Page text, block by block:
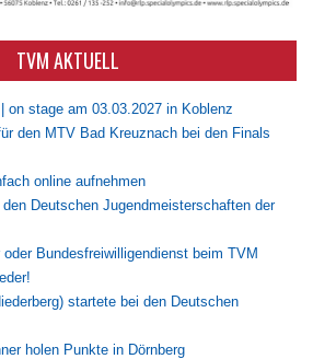
TVM AKTUELL
on stage am 03.03.2027 in Koblenz
den MTV Bad Kreuznach bei den Finals
online aufnehmen
Deutschen Jugendmeisterschaften der
Bundesfreiwilligendienst beim TVM
startete bei den Deutschen
holen Punkte in Dörnberg